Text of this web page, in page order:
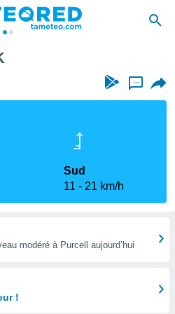
...
Sud
11
21 km/h
modéré à Purcell aujourd’hui
!